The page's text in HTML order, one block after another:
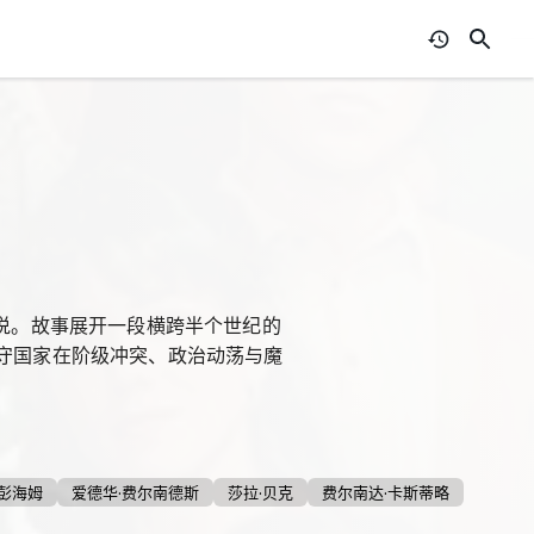
。故事展开一段横跨半个世纪的
家在阶级冲突、政治动荡与魔
海姆 爱德华·费尔南德斯 莎拉·贝克 费尔南达·卡斯蒂略